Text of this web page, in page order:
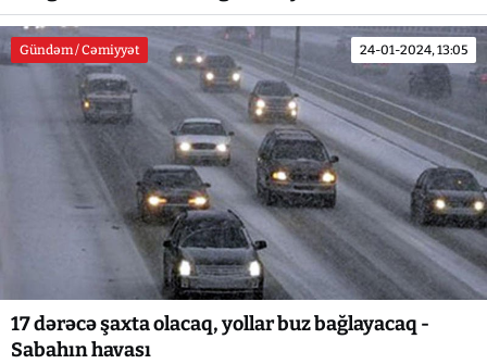
Gündəm / Cəmiyyət 24-01-2024, 13:05
17 dərəcə şaxta olacaq, yollar buz bağlayacaq -
Sabahın havası